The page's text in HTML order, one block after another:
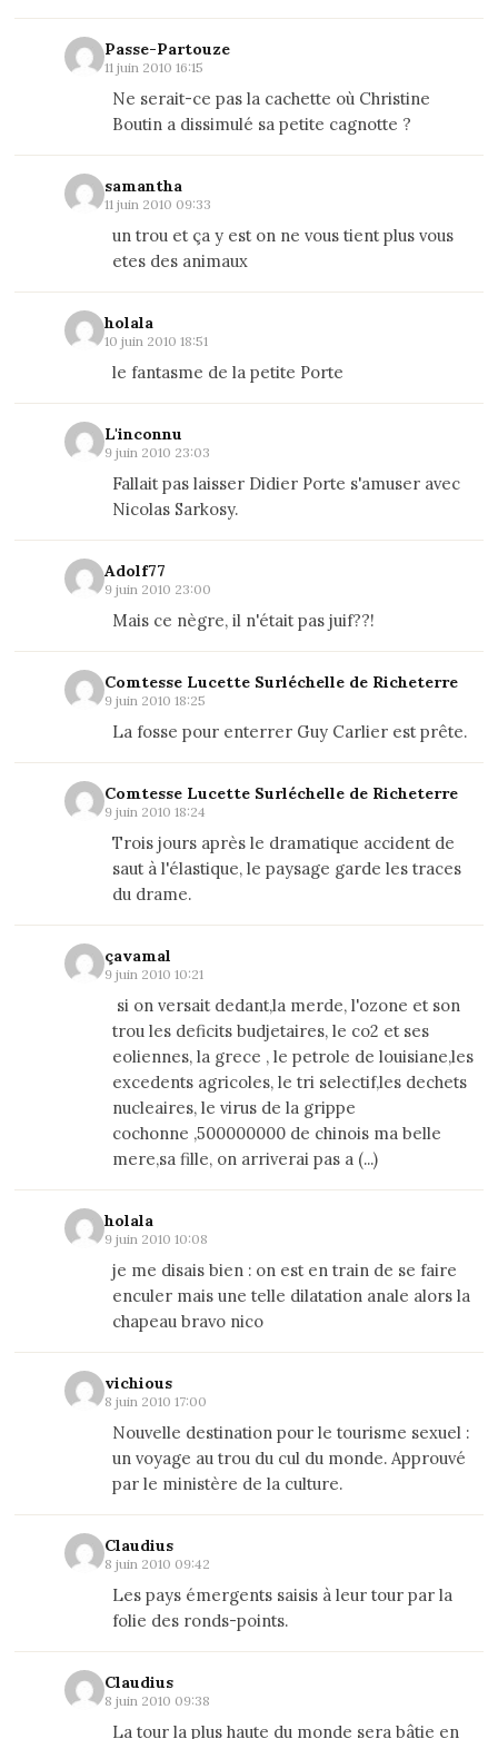
Passe-Partouze
11 juin 2010 16:15
Ne serait-ce pas la cachette où Christine
Boutin a dissimulé sa petite cagnotte ?
samantha
11 juin 2010 09:33
un trou et ça y est on ne vous tient plus vous
etes des animaux
holala
10 juin 2010 18:51
le fantasme de la petite Porte
L'inconnu
9 juin 2010 23:03
Fallait pas laisser Didier Porte s'amuser avec
Nicolas Sarkosy.
Adolf77
9 juin 2010 23:00
Mais ce nègre, il n'était pas juif??!
Comtesse Lucette Surléchelle de Richeterre
9 juin 2010 18:25
La fosse pour enterrer Guy Carlier est prête.
Comtesse Lucette Surléchelle de Richeterre
9 juin 2010 18:24
Trois jours après le dramatique accident de
saut à l'élastique, le paysage garde les traces
du drame.
çavamal
9 juin 2010 10:21
si on versait dedant,la merde, l'ozone et son
trou les deficits budjetaires, le co2 et ses
eoliennes, la grece , le petrole de louisiane,les
excedents agricoles, le tri selectif,les dechets
nucleaires, le virus de la grippe
cochonne ,500000000 de chinois ma belle
mere,sa fille, on arriverai pas a (...)
holala
9 juin 2010 10:08
je me disais bien : on est en train de se faire
enculer mais une telle dilatation anale alors la
chapeau bravo nico
vichious
8 juin 2010 17:00
Nouvelle destination pour le tourisme sexuel :
un voyage au trou du cul du monde. Approuvé
par le ministère de la culture.
Claudius
8 juin 2010 09:42
Les pays émergents saisis à leur tour par la
folie des ronds-points.
Claudius
8 juin 2010 09:38
La tour la plus haute du monde sera bâtie en